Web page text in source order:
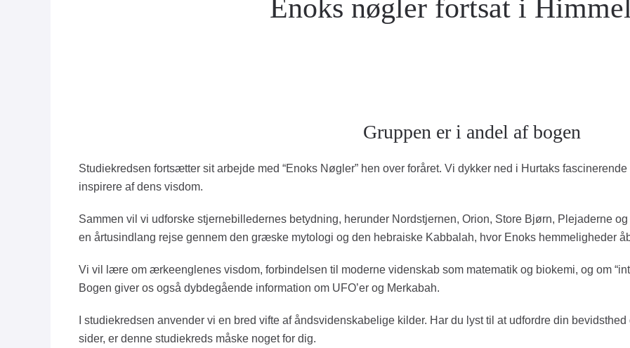
Enoks nøgler fortsat i
Gruppen er i andel af bogen
Studiekredsen fortsætter sit arbejde med “Enoks Nøgler” hen over foråret. Vi dykker ned i Hurtaks
inspirere af dens visdom.
Sammen vil vi udforske stjernebilledernes betydning, herunder Nordstjernen, Orion, Store Bjørn, Plejaderne
en årtusindlang rejse gennem den græske mytologi og den hebraiske Kabbalah, hvor Enoks hemmeligheder
Vi vil lære om ærkeenglenes visdom, forbindelsen til moderne videnskab som matematik og biokemi, og om
Bogen giver os også dybdegående information om UFO’er og Merkabah.
I studiekredsen anvender vi en bred vifte af åndsvidenskabelige kilder. Har du lyst til at udfordre din
sider, er denne studiekreds måske noget for dig.